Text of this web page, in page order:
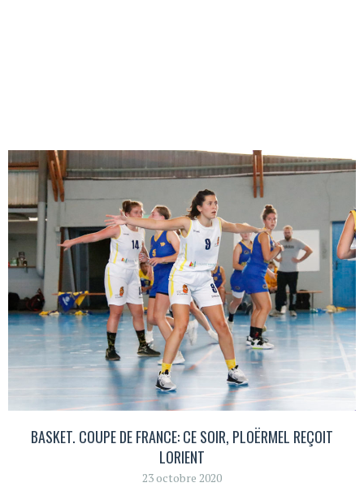
BASKET. COUPE DE FRANCE: CE SOIR, PLOËRMEL REÇOIT
LORIENT
23 octobre 2020